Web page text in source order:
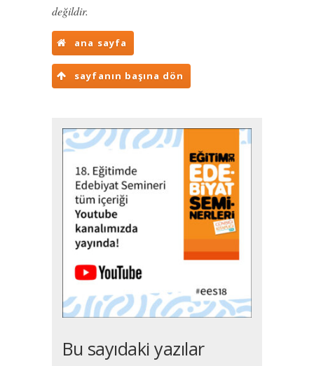
değildir.
ana sayfa
sayfanın başına dön
Bu sayıdaki yazılar